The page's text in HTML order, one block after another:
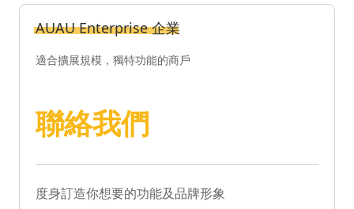
AUAU Enterprise 企業
適合擴展規模，獨特功能的商戶
聯絡我們
度身訂造你想要的功能及品牌形象